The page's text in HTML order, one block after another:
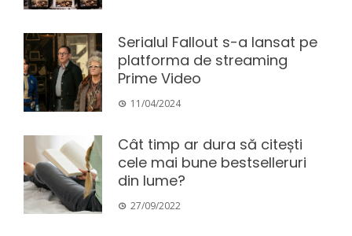
Serialul Fallout s-a lansat pe
platforma de streaming
Prime Video
11/04/2024
Cât timp ar dura să citești
cele mai bune bestselleruri
din lume?
27/09/2022